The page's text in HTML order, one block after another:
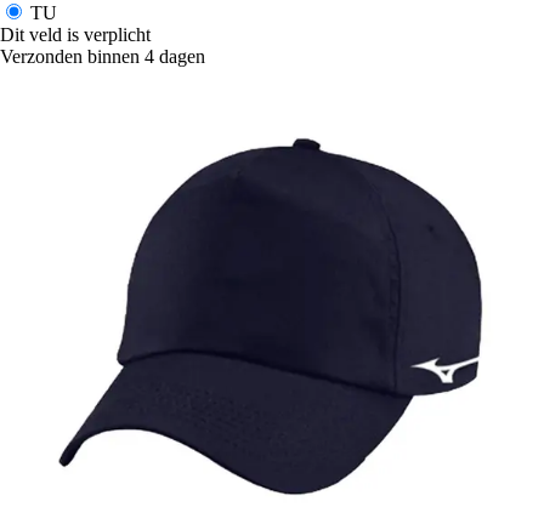
TU
Dit veld is verplicht
Verzonden binnen 4 dagen